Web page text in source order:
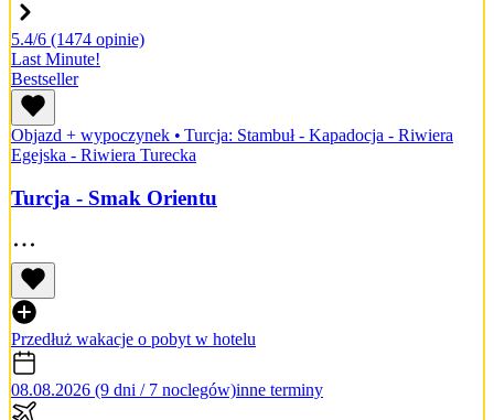
5.4/6 (1474 opinie)
Last Minute!
Bestseller
Objazd + wypoczynek • Turcja: Stambuł - Kapadocja - Riwiera
Egejska - Riwiera Turecka
Turcja - Smak Orientu
Przedłuż wakacje o pobyt w hotelu
08.08.2026 (9 dni / 7 noclegów)inne terminy